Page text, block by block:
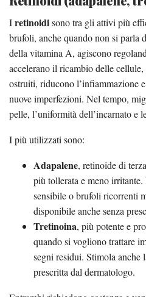
Iretinoidisono tra gli attivi più
brufoli, anche quando non si parla
della vitamina A, agiscono
accelerano il ricambio delle
ostruiti, riducono l’infiammazione
nuove imperfezioni. Nel tempo,
pelle, l’uniformità dell’incarnato e
I più utilizzati sono:
Adapalene, retinoide di
più tollerata e meno
sensibile o brufoli ricorrenti
disponibile anche senza
Tretinoina, più potente e
quando si vogliono trattare
segni residui. Stimola anche
prescritta dal dermatologo.